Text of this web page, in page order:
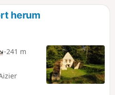
und das Rascheln
gestört. Dieser leicht
war ein
und der
der Normandie.
herum
-241 m